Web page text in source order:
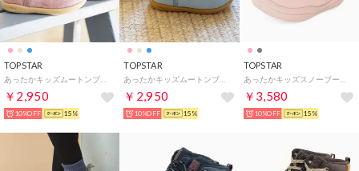
TOPSTAR
あったかキッズムートンブーツ （ピンク）
￥2,950
10%OFF 15%
TOPSTAR
あったかキッズムートンブーツ （ブルー）
￥2,950
10%OFF 15%
TOPSTAR
あったかキッズスノーブーツ （ピンク）
￥3,580
10%OFF 15%